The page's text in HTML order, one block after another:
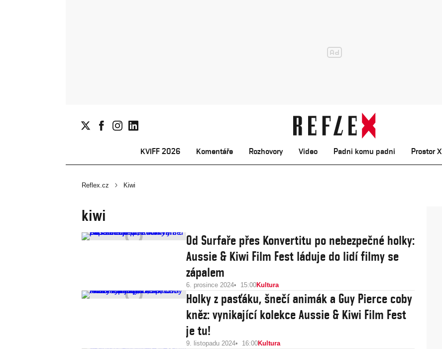
KVIFF 2026 Komentáře Rozhovory Video Padni komu padni Prostor X
Reflex.cz Kiwi
kiwi
Od Surfaře přes Konvertitu po nebezpečné holky:
Aussie & Kiwi Film Fest láduje do lidí filmy se
zápalem
6. prosince 2024 15:00Kultura
Holky z pasťáku, šnečí animák a Guy Pierce coby
kněz: vynikající kolekce Aussie & Kiwi Film Fest
je tu!
9. listopadu 2024 16:00Kultura